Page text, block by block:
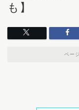
も】
ペー